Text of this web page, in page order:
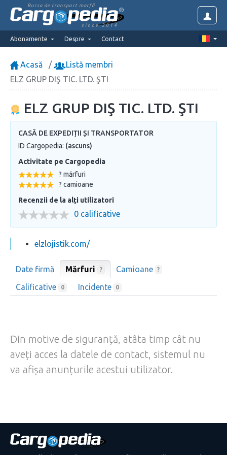
Bursa de transport marfă
since 2014
Abonamente Despre Contact
Acasă
Listă membri
ELZ GRUP DIŞ TIC. LTD. ŞTI
ELZ GRUP DIŞ TIC. LTD. ŞTI
CASĂ DE EXPEDIȚII ȘI TRANSPORTATOR
ID Cargopedia: (ascuns)
Activitate pe Cargopedia
? mărfuri
? camioane
Recenzii de la alți utilizatori
0 calificative
elzlojistik.com/
Date firmă Mărfuri ? Camioane ?
Calificative 0 Incidente 0
Din motive de siguranță, atâta timp cât nu
aveți acces la datele de contact, sistemul nu
va afișa anunțurile acestui utilizator.